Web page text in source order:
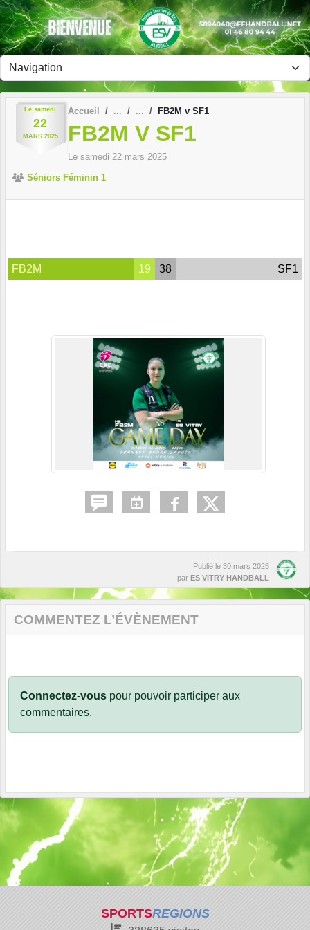
Le samedi
22
MARS 2025
Accueil FB2M v SF1
FB2M V SF1
Le samedi 22 mars 2025
Séniors Féminin 1
FB2M 19 38 SF1
Publié le 30 mars 2025
par ES VITRY HANDBALL
COMMENTEZ L’ÉVÈNEMENT
Connectez-vous pour pouvoir participer aux
commentaires.
SPORTSREGIONS
Panneau de gestion des cookies